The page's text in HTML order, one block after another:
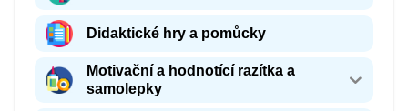
Didaktické hry a pomůcky
Motivační a hodnotící razítka a
samolepky